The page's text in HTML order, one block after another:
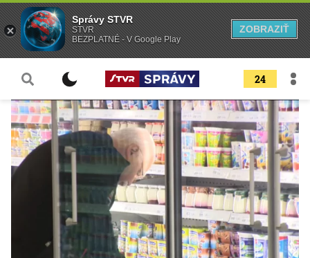
24
Správy STVR
STVR
BEZPLATNÉ - V Google Play
ZOBRAZIŤ